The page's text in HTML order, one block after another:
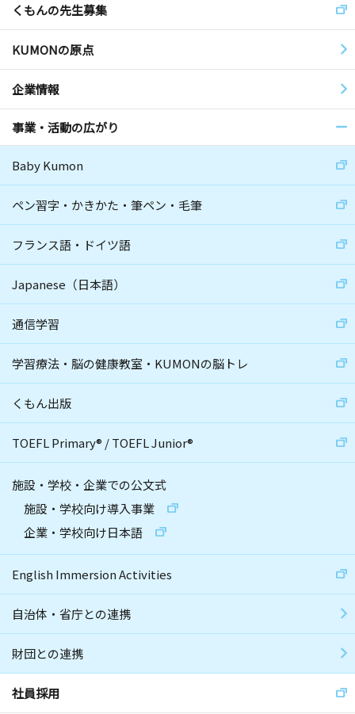
くもんの先生募集
KUMONの原点
企業情報
事業・活動の広がり
Baby Kumon
ペン習字・かきかた・筆ペン・毛筆
フランス語・ドイツ語
Japanese（日本語）
通信学習
学習療法・脳の健康教室・KUMONの脳トレ
くもん出版
TOEFL Primary® /TOEFL Junior®
施設・学校・企業での公文式
施設・学校向け導入事業
企業・学校向け日本語
English Immersion Activities
自治体・省庁との連携
財団との連携
社員採用